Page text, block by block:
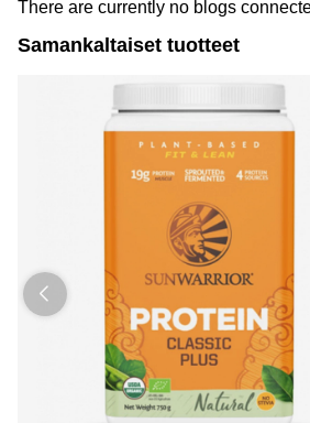
There are currently no blogs
Samankaltaiset tuotteet